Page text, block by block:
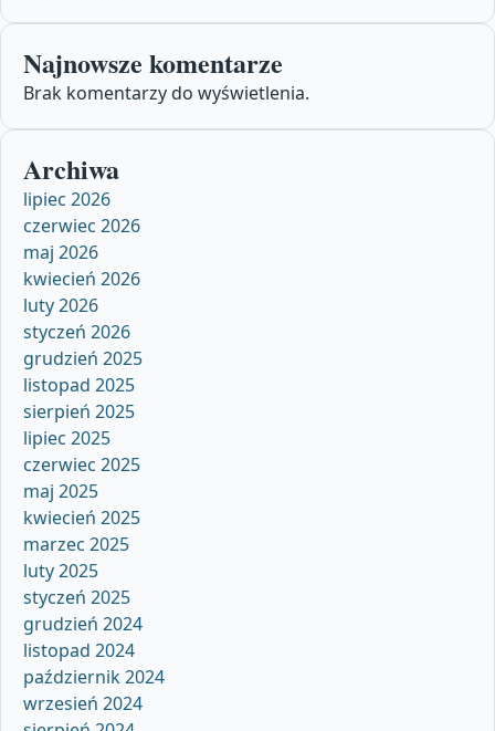
Najnowsze komentarze
Brak komentarzy do wyświetlenia.
Archiwa
lipiec 2026
czerwiec 2026
maj 2026
kwiecień 2026
luty 2026
styczeń 2026
grudzień 2025
listopad 2025
sierpień 2025
lipiec 2025
czerwiec 2025
maj 2025
kwiecień 2025
marzec 2025
luty 2025
styczeń 2025
grudzień 2024
listopad 2024
październik 2024
wrzesień 2024